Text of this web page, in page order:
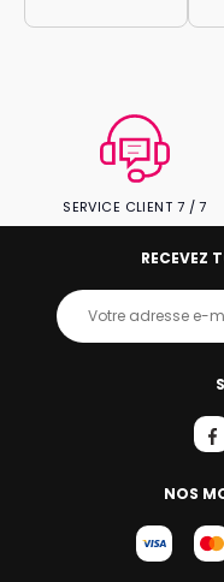
SERVICE CLIENT 7 / 7
NOS
RECEVEZ